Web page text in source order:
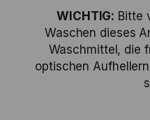
WICHTIG: Bitte
Waschen dieses
Waschmittel, die
optischen